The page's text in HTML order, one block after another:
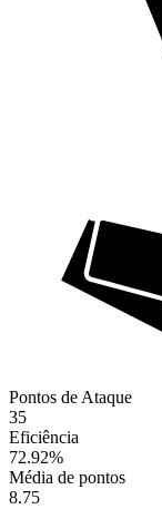
Pontos de Ataque
35
Eficiência
72.92%
Média de pontos
8.75